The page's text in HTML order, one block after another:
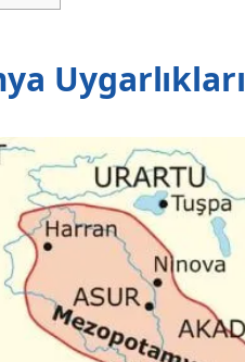
Uygarlıkları